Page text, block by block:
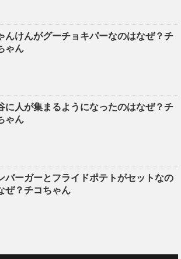
んけんがグーチョキパーなのはなぜ？チ
ゃん
に人が集まるようになったのはなぜ？チ
ゃん
バーガーとフライドポテトがセットなの
ぜ？チコちゃん